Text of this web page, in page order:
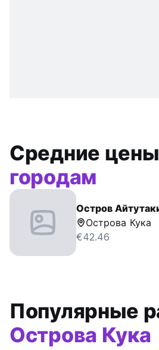
Средние цены
городам
Остров
Острова Кука
€42.46
Популярные
Острова Кука